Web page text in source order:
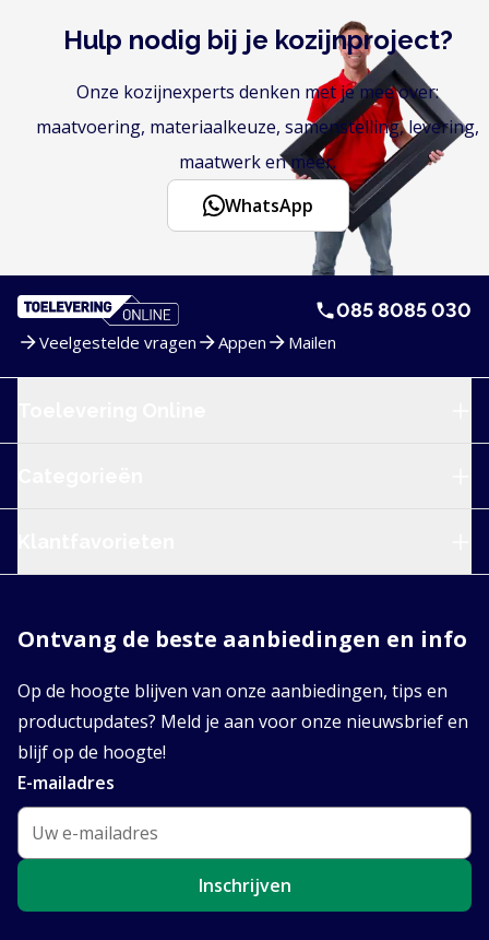
Hulp nodig bij je kozijnproject?
Onze kozijnexperts denken met je mee over:
maatvoering, materiaalkeuze, samenstelling, levering,
maatwerk en meer.
WhatsApp
085 8085 030
Veelgestelde vragen Appen Mailen
Ontvang de beste aanbiedingen en info
Op de hoogte blijven van onze aanbiedingen, tips en
productupdates? Meld je aan voor onze nieuwsbrief en
blijf op de hoogte!
E-mailadres
Inschrijven